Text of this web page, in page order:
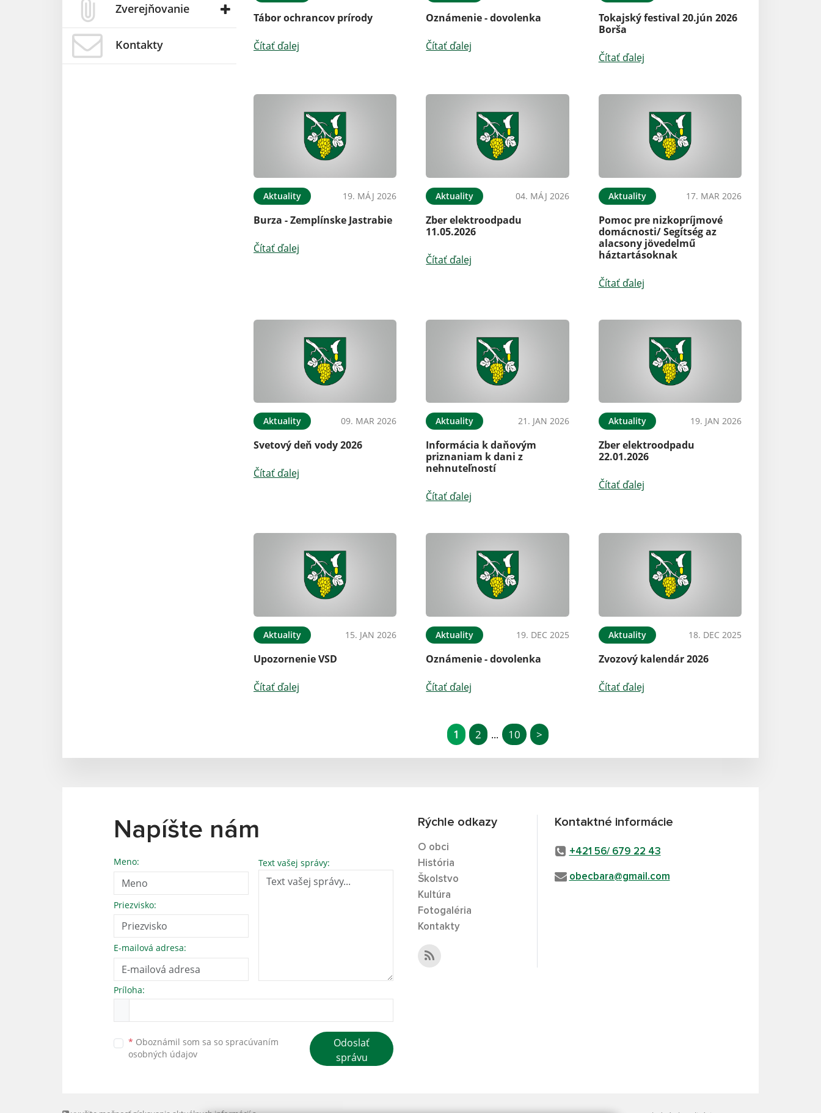
Zverejňovanie
Kontakty
Tábor ochrancov prírody
Čítať ďalej
Oznámenie - dovolenka
Čítať ďalej
Tokajský festival 20.jún 2026
Borša
Čítať ďalej
Aktuality 19. MÁJ 2026
Burza - Zemplínske Jastrabie
Čítať ďalej
Aktuality 04. MÁJ 2026
Zber elektroodpadu
11.05.2026
Čítať ďalej
Aktuality 17. MAR 2026
Pomoc pre nizkopríjmové
domácnosti/ Segítség az
alacsony jövedelmű
háztartásoknak
Čítať ďalej
Aktuality 09. MAR 2026
Svetový deň vody 2026
Čítať ďalej
Aktuality 21. JAN 2026
Informácia k daňovým
priznaniam k dani z
nehnuteľností
Čítať ďalej
Aktuality 19. JAN 2026
Zber elektroodpadu
22.01.2026
Čítať ďalej
Aktuality 15. JAN 2026
Upozornenie VSD
Čítať ďalej
Aktuality 19. DEC 2025
Oznámenie - dovolenka
Čítať ďalej
Aktuality 18. DEC 2025
Zvozový kalendár 2026
Čítať ďalej
1 2 ... 10 >
Napíšte nám
Meno:
Priezvisko:
E-mailová adresa:
Text vašej správy:
Príloha:
* Oboznámil som sa so spracúvaním
osobných údajov
Odoslať
správu
Rýchle odkazy
O obci
História
Školstvo
Kultúra
Fotogaléria
Kontakty
Kontaktné informácie
+421 56/ 679 22 43
obecbara@gmail.com